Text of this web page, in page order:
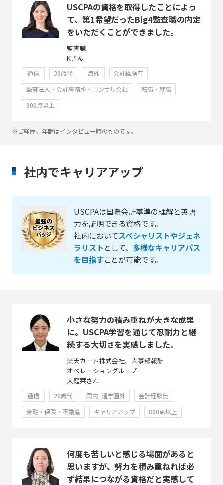
USCPAの資格を取得したことによっ
て、第1希望だったBig4監査職の内定
をいただくことができました。
監査職
Kさん
通信 30歳代 海外
会計経験有
監査法人・会計事務所・コンサル会社
転職・就職
900点以上
※ご経歴、年齢はインタビュー時のものです。
社内でキャリアアップ
USCPAは国際会計基準の理解と英語
力を証明できる資格です。
社内においてスペシャリストやジェネ
ラリストとして、 多様なキャリアパス
を目指すことが可能です。
小さな努力の積み重ねが大きな成果
に。USCPA学習を通じて忍耐力と継
続する大切さを実感しました。
楽天カード株式会社、人事部報酬
オペレーショングループ
大庭栞さん
通信 20歳代 国内_通学圏外
会計経験無
金融・保険・不動産
キャリアアップ 800点以上
何度も苦しいと感じる場面があると
思いますが、努力を積み重ねれば必
ず結果につながる資格だと実感して